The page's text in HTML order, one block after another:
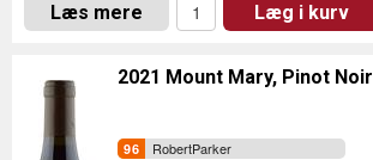
Læs mere Læg i kurv
2021 Mount Mary, Pinot Noir
RobertParker